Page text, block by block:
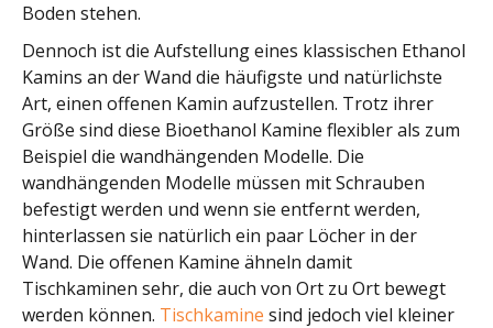
Boden stehen.
Dennoch ist die Aufstellung eines klassischen Ethanol
Kamins an der Wand die häufigste und natürlichste
Art, einen offenen Kamin aufzustellen. Trotz ihrer
Größe sind diese Bioethanol Kamine flexibler als zum
Beispiel die wandhängenden Modelle. Die
wandhängenden Modelle müssen mit Schrauben
befestigt werden und wenn sie entfernt werden,
hinterlassen sie natürlich ein paar Löcher in der
Wand. Die offenen Kamine ähneln damit
Tischkaminen sehr, die auch von Ort zu Ort bewegt
werden können. Tischkamine sind jedoch viel kleiner